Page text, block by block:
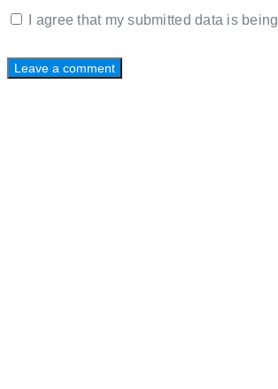
I agree that my submitted data is being